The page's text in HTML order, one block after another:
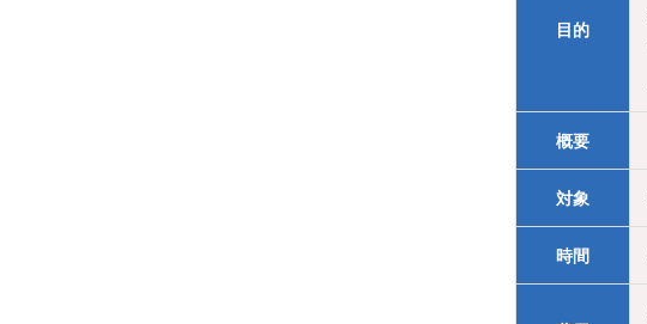
目的
概要
対象
時間